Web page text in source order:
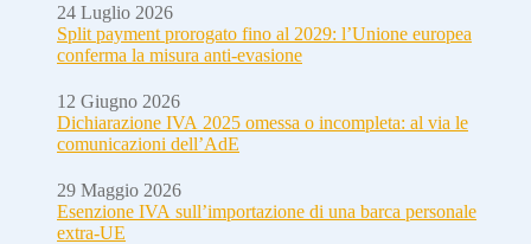
24 Luglio 2026
Split payment prorogato fino al 2029: l’Unione europea
conferma la misura anti-evasione
12 Giugno 2026
Dichiarazione IVA 2025 omessa o incompleta: al via le
comunicazioni dell’AdE
29 Maggio 2026
Esenzione IVA sull’importazione di una barca personale
extra-UE